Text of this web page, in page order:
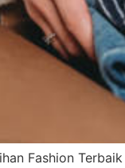
Fashion